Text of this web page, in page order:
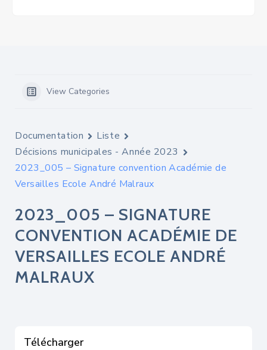
View Categories
Documentation
Liste
Décisions municipales - Année 2023
2023_005 – Signature convention Académie de
Versailles Ecole André Malraux
2023_005 – SIGNATURE
CONVENTION ACADÉMIE DE
VERSAILLES ECOLE ANDRÉ
MALRAUX
Télécharger